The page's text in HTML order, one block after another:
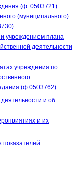
(ф. 0503721)
(муниципального)
учреждением плана
деятельности
учреждения по
(ф.0503762)
и об
и их
показателей